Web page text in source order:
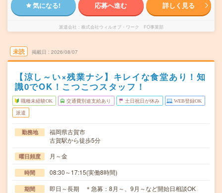
気になる! 応募へ進む 詳しく見る
派遣会社 株式会社ウィルオブ・ワーク FO事業部
未読 掲載日 2026/08/07
【涼し～い×残業ナシ】キレイな食堂あり！知
識0でOK！こつこつスタッフ！
職種未経験OK 交通費別途支給あり 土日祝日が休み WEB登録OK
派遣
勤務地
福岡県古賀市
古賀駅から徒歩5分
曜日頻度 月～金
時間 08:30～17:15(実働8時間)
期間 即日～長期 ＊急募：8月～、9月～など開始日相談OK